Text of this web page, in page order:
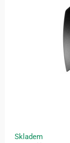
Skladem